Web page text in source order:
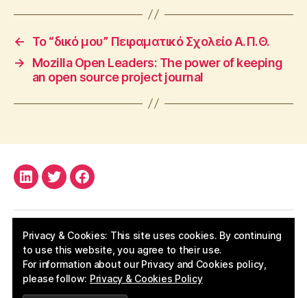
←
Το “δικό μου” Πειραματικό Σχολείο Α.Π.Θ.
→
Mozilla Open Leaders: The power of keeping
an open source project journal
LinkedIn
TwitterFacebook
© 2026Apostolos Kritikos
Privacy & Cookies: This site uses cookies. By continuing
to use this website, you agree to their use.
For information about our Privacy and Cookies policy,
please follow: Privacy & Cookies Policy